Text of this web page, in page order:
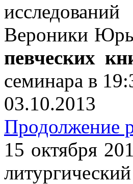
Вероники
певческих
семинара в
03.10.2013
Продолжение
15 октября